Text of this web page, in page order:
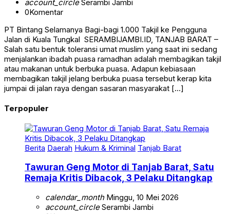
0Komentar
Jalan di Kuala Tungkal SERAMBIJAMBI.ID, TANJAB BARAT –
Salah satu bentuk toleransi umat muslim yang saat ini sedang
menjalankan ibadah puasa ramadhan adalah membagikan takjil
atau makanan untuk berbuka puasa. Adapun kebiasaan
membagikan takjil jelang berbuka puasa tersebut kerap kita
jumpai di jalan raya dengan sasaran masyarakat […]
Berita Daerah Hukum & Kriminal Tanjab Barat
Remaja Kritis Dibacok, 3 Pelaku Ditangkap
account_circleSerambi Jambi
0Komentar